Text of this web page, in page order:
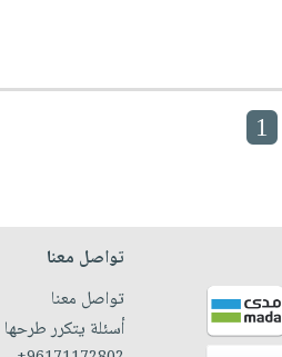
1
تواصل معنا
تواصل معنا
أسئلة يتكرر طرحها